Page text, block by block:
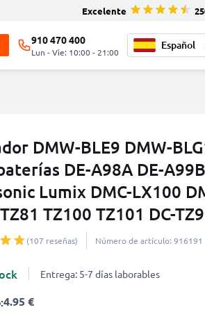
Excelente
910 470 400
Lun - Vie: 10:00 - 21:00
DMW-BLE9 DMW-
DE-A98A DE-
Lumix DMC-LX100
TZ100 TZ101 DC-
(107 reseñas) Número de artículo: 916191
Entrega: 5-7 días laborables
4.95 €